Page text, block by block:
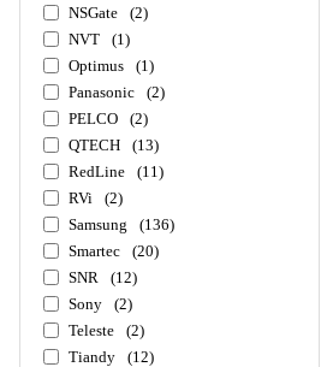
NSGate
(2)
NVT
(1)
Optimus
(1)
Panasonic
(2)
PELCO
(2)
QTECH
(13)
RedLine
(11)
RVi
(2)
Samsung
(136)
Smartec
(20)
SNR
(12)
Sony
(2)
Teleste
(2)
Tiandy
(12)